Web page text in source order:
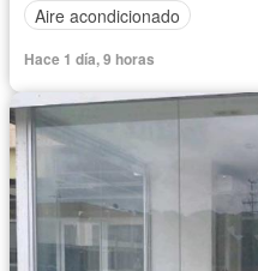
Aire acondicionado
Hace 1 día, 9 horas